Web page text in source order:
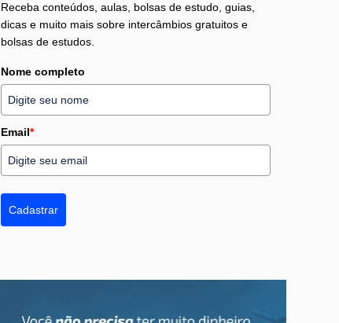
Receba conteúdos, aulas, bolsas de estudo, guias,
dicas e muito mais sobre intercâmbios gratuitos e
bolsas de estudos.
Nome completo
Email*
Cadastrar